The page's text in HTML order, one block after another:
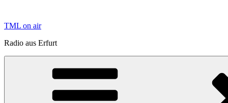
springen
TML on air
Radio aus Erfurt